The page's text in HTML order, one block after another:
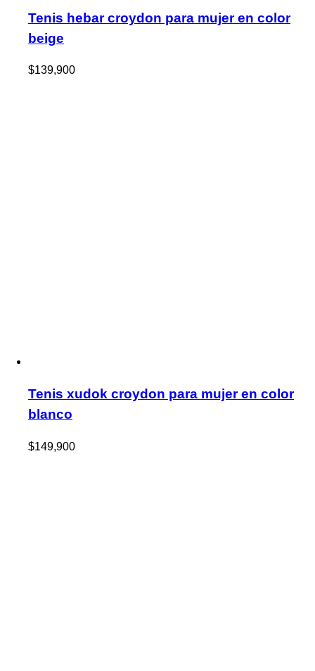
Tenis hebar croydon para mujer en color
beige
$139,900
Tenis xudok croydon para mujer en color
blanco
$149,900